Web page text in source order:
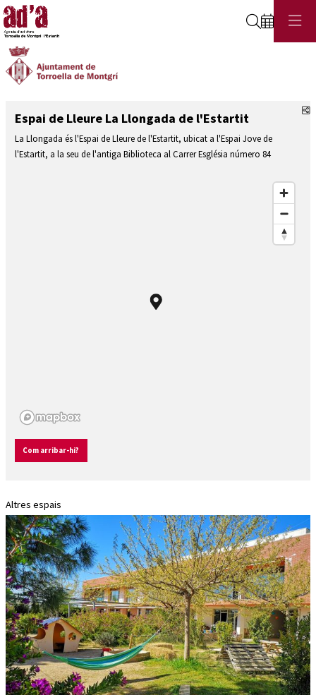
Cerca
Espai de Lleure La Llongada de l'Estartit
La Llongada és l'Espai de Lleure de l'Estartit, ubicat a l'Espai Jove de
l'Estartit, a la seu de l'antiga Biblioteca al Carrer Església número 84
Com arribar-hi?
Altres espais